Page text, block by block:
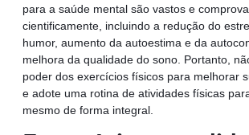
para a saúde mental são vastos e
cientificamente, incluindo a redução do
humor, aumento da autoestima e da
melhora da qualidade do sono. Portanto,
poder dos exercícios físicos para melhorar
e adote uma rotina de atividades físicas
mesmo de forma integral.